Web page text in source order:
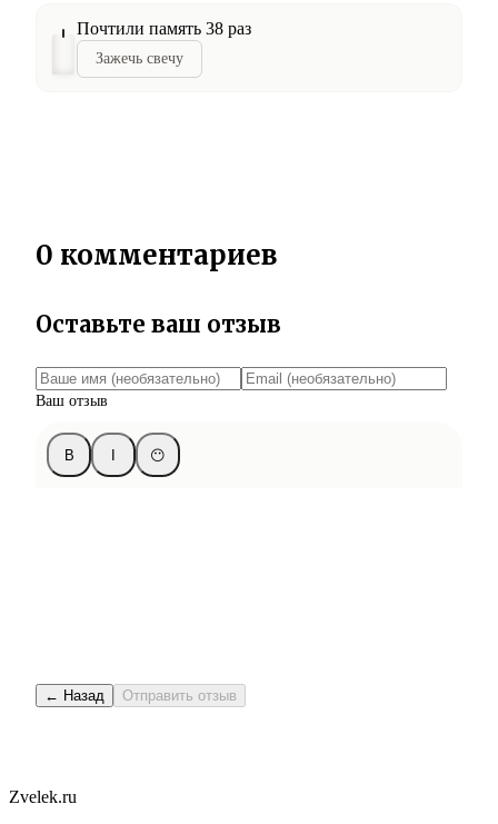
Почтили память 38 раз
Зажечь свечу
0 комментариев
Оставьте ваш отзыв
Ваш отзыв
B 😶
← Назад Отправить отзыв
Zvelek.ru